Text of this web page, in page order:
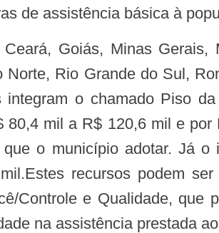
de assistência básica à
Rio Grande do Sul,
o chamado Piso
mil a R$ 120,6 mil e
o município adotar. Já o
recursos podem
Controle e Qualidade, que
na assistência prestada